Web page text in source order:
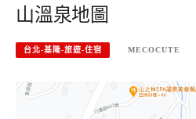
山溫泉地圖
台北-基隆-旅遊-住宿 MECOCUTE